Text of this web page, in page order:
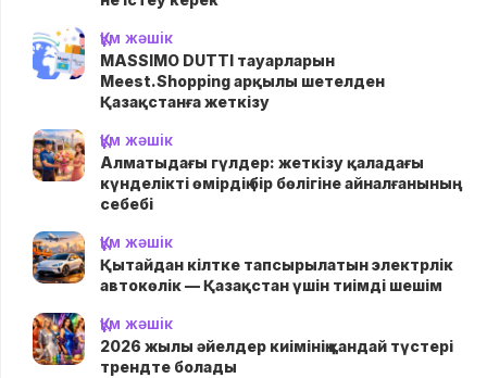
Құм жәшік
MASSIMO DUTTI тауарларын
Meest.Shopping арқылы шетелден
Қазақстанға жеткізу
Құм жәшік
Алматыдағы гүлдер: жеткізу қаладағы
күнделікті өмірдің бір бөлігіне айналғанының
себебі
Құм жәшік
Қытайдан кілтке тапсырылатын электрлік
автокөлік — Қазақстан үшін тиімді шешім
Құм жәшік
2026 жылы әйелдер киімінің қандай түстері
трендте болады